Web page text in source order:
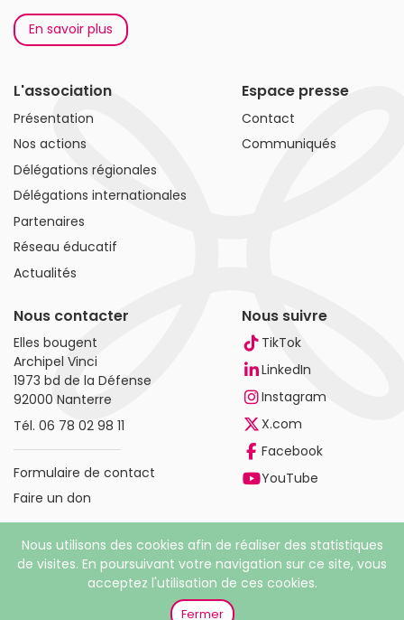
En savoir plus
L'association
Présentation
Nos actions
Délégations régionales
Délégations internationales
Partenaires
Réseau éducatif
Actualités
Espace presse
Contact
Communiqués
Nous contacter
Elles bougent
Archipel Vinci
1973 bd de la Défense
92000 Nanterre
Tél. 06 78 02 98 11
Formulaire de contact
Faire un don
Nous suivre
TikTok
LinkedIn
Instagram
X.com
Facebook
YouTube
© 2026 Elles bougent. Tous droits réservés |Mentions
Politique de confidentialité
Nous utilisons des cookies afin de réaliser des statistiques
de visites. En poursuivant votre navigation sur ce site, vous
acceptez l'utilisation de ces cookies.
Fermer